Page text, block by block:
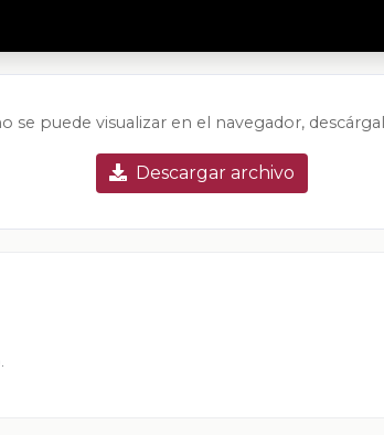
se puede visualizar en el navegador,
Descargar archivo